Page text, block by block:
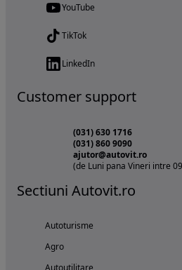
YouTube
TikTok
LinkedIn
Customer support
(031) 630 1716
(031) 860 9090
ajutor@autovit.ro
(de Luni pana Vineri intre
Sectiuni Autovit.ro
Autoturisme
Agro
Autoutilitare